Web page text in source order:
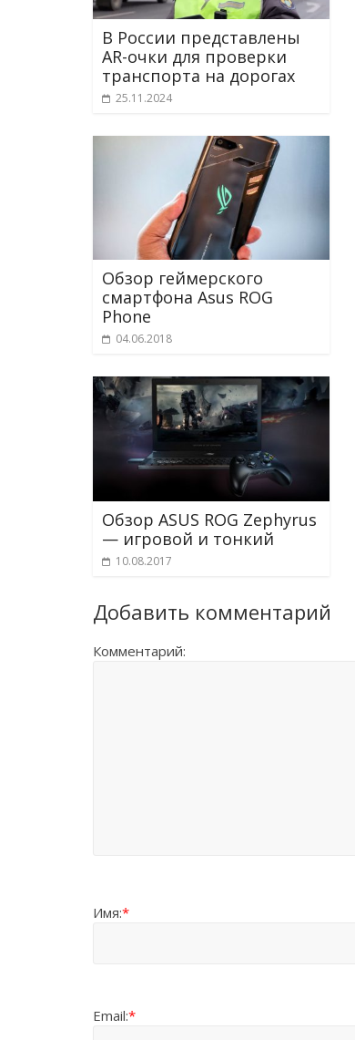
В России представлены
AR-очки для проверки
транспорта на дорогах
25.11.2024
Обзор геймерского
смартфона Asus ROG
Phone
04.06.2018
Обзор ASUS ROG Zephyrus
— игровой и тонкий
10.08.2017
Добавить комментарий
Комментарий:
Имя:*
Email:*